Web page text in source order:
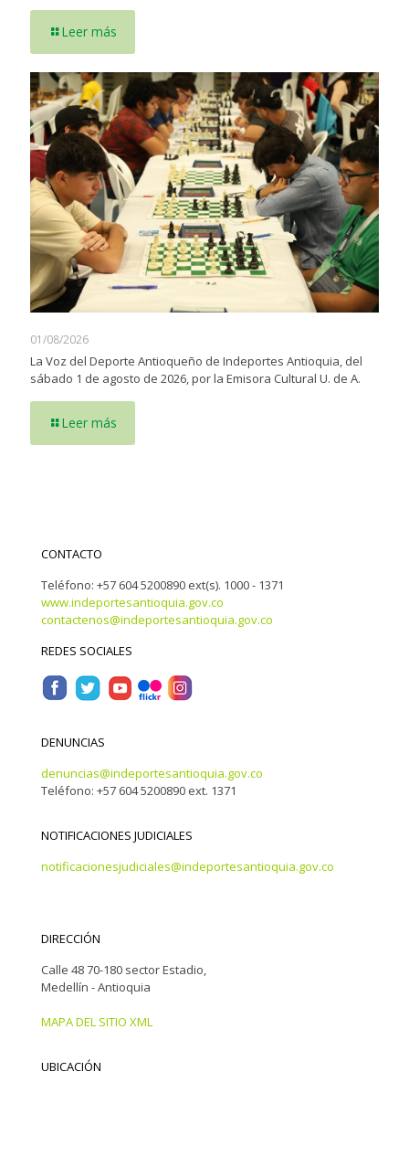
Leer más
01/08/2026
La Voz del Deporte Antioqueño de Indeportes Antioquia, del
sábado 1 de agosto de 2026, por la Emisora Cultural U. de A.
Leer más
CONTACTO
Teléfono: +57 604 5200890 ext(s). 1000 - 1371
www.indeportesantioquia.gov.co
contactenos@indeportesantioquia.gov.co
REDES SOCIALES
DENUNCIAS
denuncias@indeportesantioquia.gov.co
Teléfono: +57 604 5200890 ext. 1371
NOTIFICACIONES JUDICIALES
notificacionesjudiciales@indeportesantioquia.gov.co
DIRECCIÓN
Calle 48 70-180 sector Estadio,
Medellín - Antioquia
MAPA DEL SITIO XML
UBICACIÓN